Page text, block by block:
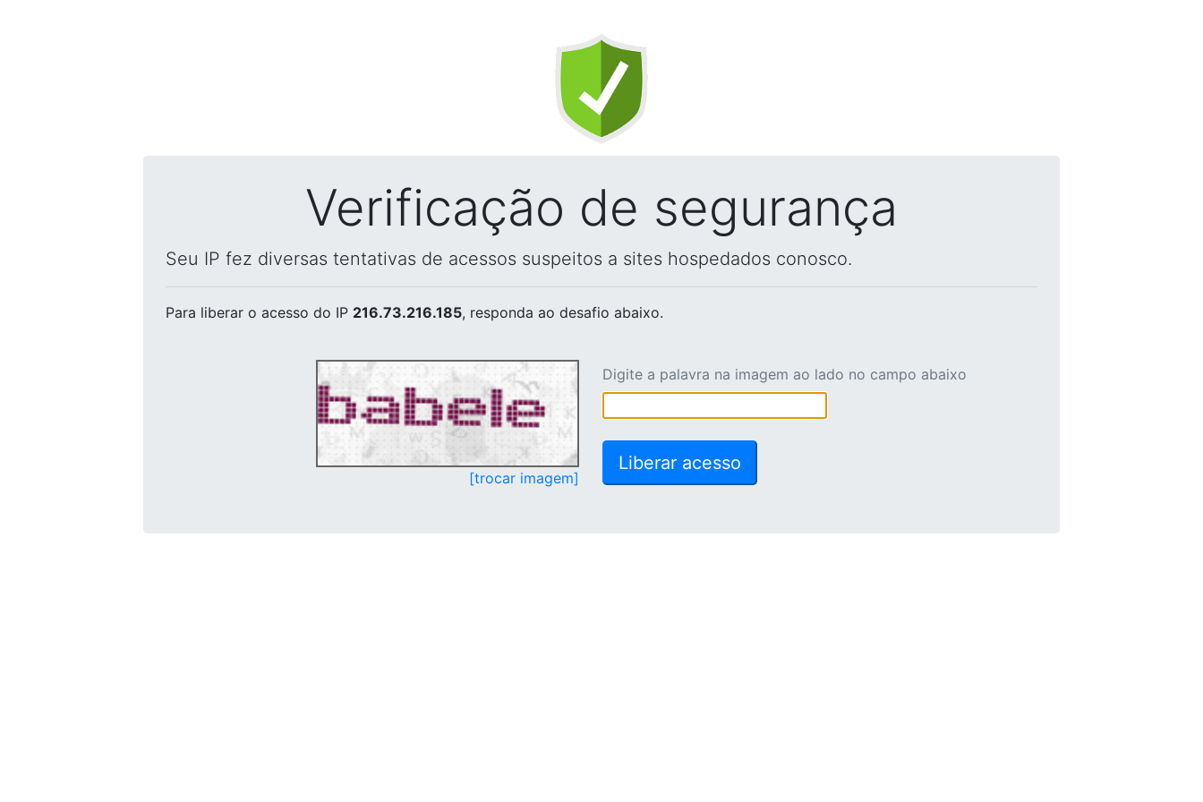
Verificação de segurança
Seu IP fez diversas tentativas de acessos suspeitos a sites hospedados conosco.
Para liberar o acesso do IP 216.73.216.185, responda ao desafio abaixo.
[trocar imagem]
Digite a palavra na imagem ao lado no campo abaixo